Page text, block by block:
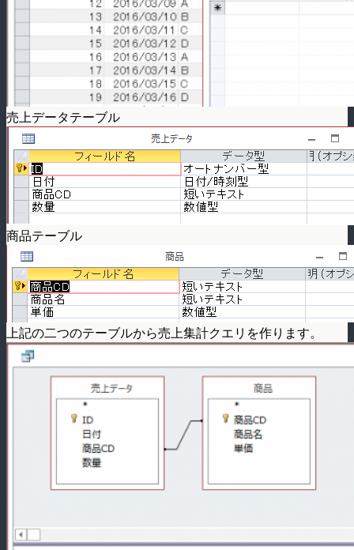
売上データテーブル
商品テーブル
上記の二つのテーブルから売上集計クエリを作ります。